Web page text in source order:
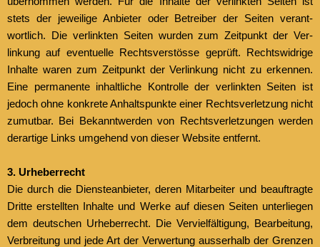
stets der jew­eilige Anbi­eter oder Betreiber der Seit­en ver­ant­
wortlich. Die ver­link­ten Seit­en wur­den zum Zeit­punkt der Ver­
linkung auf eventuelle Rechtsver­stösse geprüft. Rechtswidrige
Inhalte waren zum Zeit­punkt der Ver­linkung nicht zu erken­nen.
Eine per­ma­nente inhaltliche Kon­trolle der ver­link­ten Seit­en ist
jedoch ohne konkrete Anhalt­spunk­te ein­er Rechtsver­let­zung nicht
zumut­bar. Bei Bekan­ntwer­den von Rechtsver­let­zun­gen wer­den
der­ar­tige Links umge­hend von dieser Web­site ent­fer­nt.
3. Urhe­ber­recht
Die durch die Dien­stean­bi­eter, deren Mitar­beit­er und beauf­tragte
Dritte erstell­ten Inhalte und Werke auf diesen Seit­en unter­liegen
dem deutschen Urhe­ber­recht. Die Vervielfäl­ti­gung, Bear­beitung,
Ver­bre­itung und jede Art der Ver­w­er­tung ausser­halb der Gren­zen